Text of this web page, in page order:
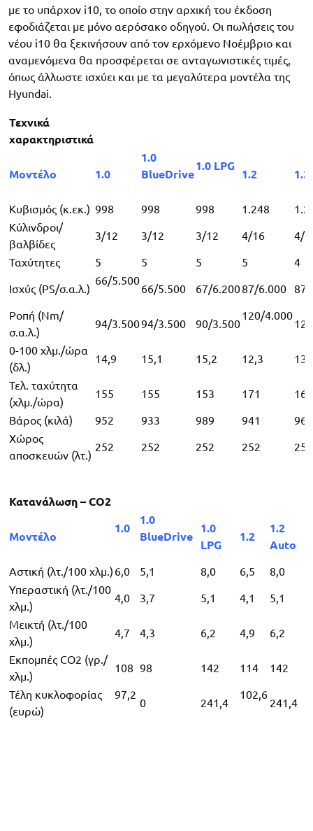
με το υπάρχον i10, το οποίο στην αρχική του έκδοση
εφοδιάζεται με μόνο αερόσακο οδηγού. Οι πωλήσεις του
νέου i10 θα ξεκινήσουν από τον ερχόμενο Νοέμβριο και
αναμενόμενα θα προσφέρεται σε ανταγωνιστικές τιμές,
όπως άλλωστε ισχύει και με τα μεγαλύτερα μοντέλα της
Hyundai.
Τεχνικά
χαρακτηριστικά
Μοντέλο 1.0
1.0
BlueDrive
1.0 LPG
1.2
Κυβισμός (κ.εκ.) 998 998 998 1.248
Κύλινδροι/
βαλβίδες
3/12 3/12 3/12 4/16 4/
Ταχύτητες 5 5 5 5 4
Ισχύς (PS/σ.α.λ.)
66/5.500
66/5.500 67/6.20087/6.000 87/
Ροπή (Nm/
σ.α.λ.)
94/3.50094/3.500 90/3.500
120/4.000
0-100 χλμ./ώρα
(δλ.)
14,9 15,1 15,2 12,3
Τελ. ταχύτητα
(χλμ./ώρα)
155 155 153 171 163
Βάρος (κιλά) 952 933 989 941
961
Χώρος
αποσκευών (λτ.)
252 252 252 252 252
Κατανάλωση – CO2
Μοντέλο
1.0
1.0
BlueDrive
1.0
LPG
1.2
1.2
Auto
Αστική (λτ./100 χλμ.) 6,0 5,1 8,0 6,5
8,0
Υπεραστική (λτ./100
χλμ.)
4,0 3,7 5,1 4,1 5,1
Μεικτή (λτ./100
χλμ.)
4,7 4,3 6,2 4,9 6,2
Εκπομπές CO2 (γρ./
χλμ.)
108 98 142 114 142
Τέλη κυκλοφορίας
(ευρώ)
97,2
0 241,4
102,6
241,4